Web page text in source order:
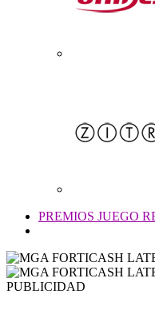
PREMIOS JUEGO
PUBLICIDAD